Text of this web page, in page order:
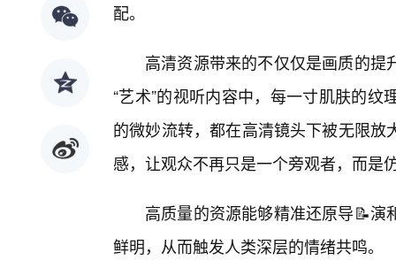
配。
高清资源带来的不仅仅是画质的
“艺术”的视听内容中，每一寸肌肤的
的微妙流转，都在高清镜头下被无限
感，让观众不再只是一个旁观者，而是
高质量的资源能够精准还原导📝
鲜明，从而触发人类深层的情绪共鸣。